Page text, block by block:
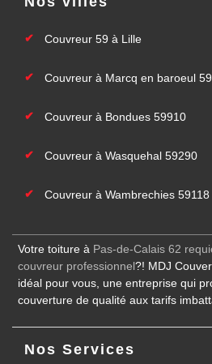
Couvreur 59 à Lille
Couvreur à Marcq en baroeul
Couvreur à Bondues 59910
Couvreur à Wasquehal 59290
Couvreur à Wambrechies 59118
Votre toiture à Pas-de-Calais 62
couvreur professionnel?! MDJ
idéal pour vous, une entreprise qui
couverture de qualité aux tarifs
Nos Services